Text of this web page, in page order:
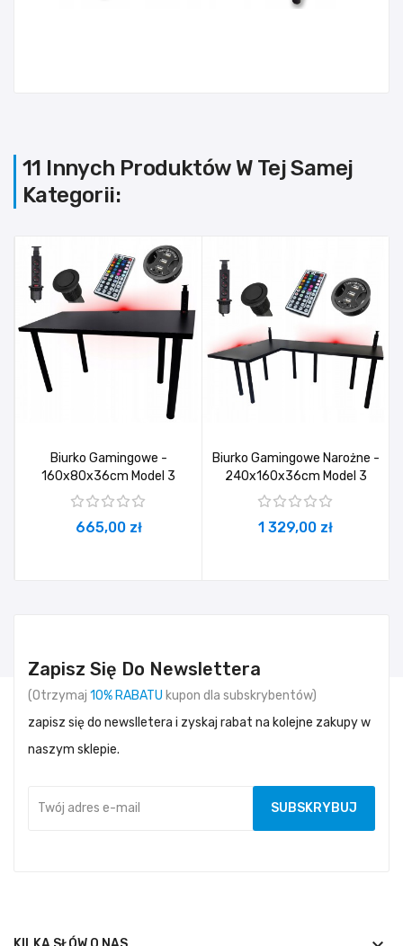
11 Innych Produktów W Tej Samej
Kategorii:
Biurko Gamingowe -
160x80x36cm Model 3
665,00 zł
Biurko Gamingowe Narożne -
240x160x36cm Model 3
1 329,00 zł
Zapisz Się Do Newslettera
(Otrzymaj 10% RABATU kupon dla subskrybentów)
zapisz się do newslletera i zyskaj rabat na kolejne zakupy w
naszym sklepie.